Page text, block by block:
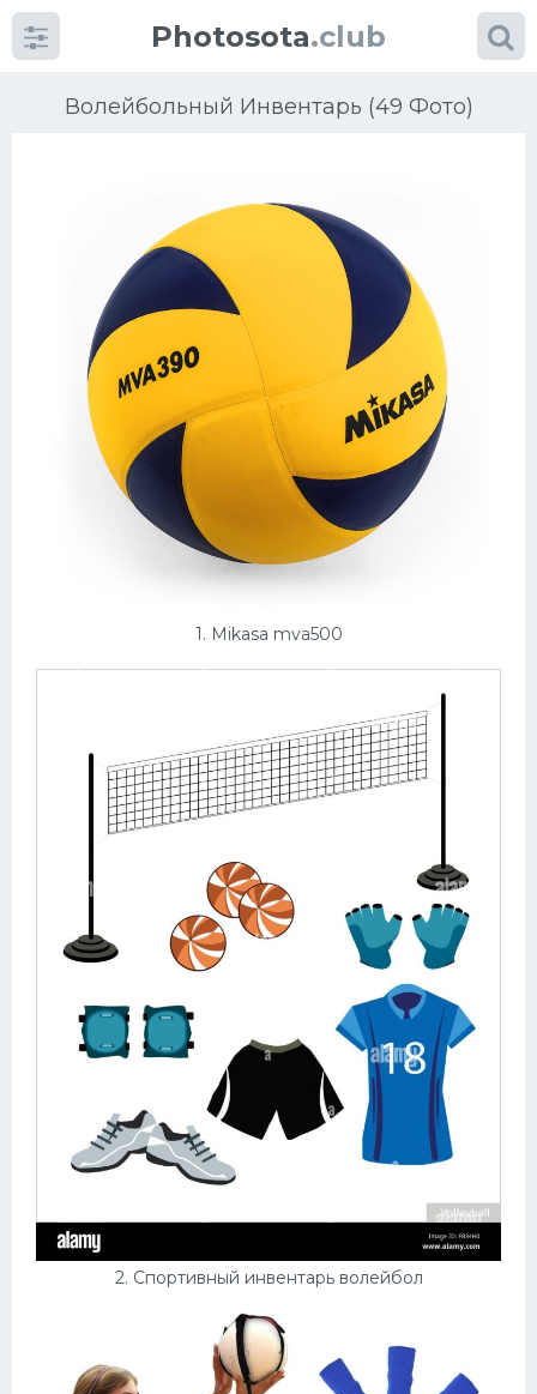
Photosota.club
Волейбольный Инвентарь (49 Фото)
1. Mikasa mva500
2. Спортивный инвентарь волейбол
КатегорииФото
Много картинок...
Футбол
Баскетбол
Конькобежный спорт
Интерьеры квартир